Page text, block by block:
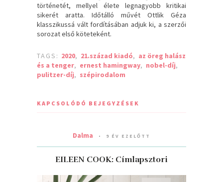
történetét, mellyel élete legnagyobb kritikai
sikerét aratta. Időtálló művét Ottlik Géza
klasszikussá vált fordításában adjuk ki, a szerzői
sorozat első köteteként.
TAGS: 2020, 21.század kiadó, az öreg halász
és a tenger, ernest hamingway, nobel-díj,
pulitzer-díj, szépirodalom
KAPCSOLÓDÓ BEJEGYZÉSEK
Dalma 9 ÉV EZELŐTT
EILEEN COOK: Címlapsztori